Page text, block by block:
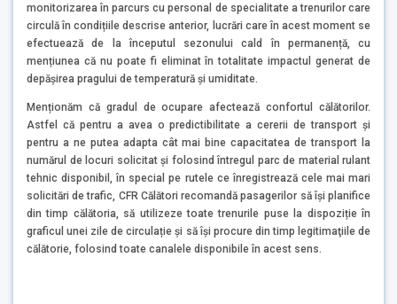
monitorizarea în parcurs cu personal de specialitate a trenurilor care
circulă în condițiile descrise anterior, lucrări care în acest moment se
efectuează de la începutul sezonului cald în permanență, cu
mențiunea că nu poate fi eliminat în totalitate impactul generat de
depășirea pragului de temperatură și umiditate.
Menționăm că gradul de ocupare afectează confortul călătorilor.
Astfel că pentru a avea o predictibilitate a cererii de transport și
pentru a ne putea adapta cât mai bine capacitatea de transport la
numărul de locuri solicitat și folosind întregul parc de material rulant
tehnic disponibil, în special pe rutele ce înregistrează cele mai mari
solicitări de trafic, CFR Călători recomandă pasagerilor să își planifice
din timp călătoria, să utilizeze toate trenurile puse la dispoziție în
graficul unei zile de circulație și să își procure din timp legitimaţiile de
călătorie, folosind toate canalele disponibile în acest sens.